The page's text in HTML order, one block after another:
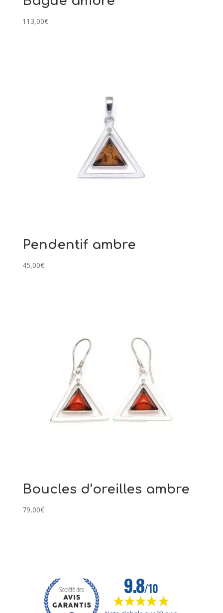
113,00€
Pendentif ambre
45,00€
Boucles d’oreilles ambre
79,00€